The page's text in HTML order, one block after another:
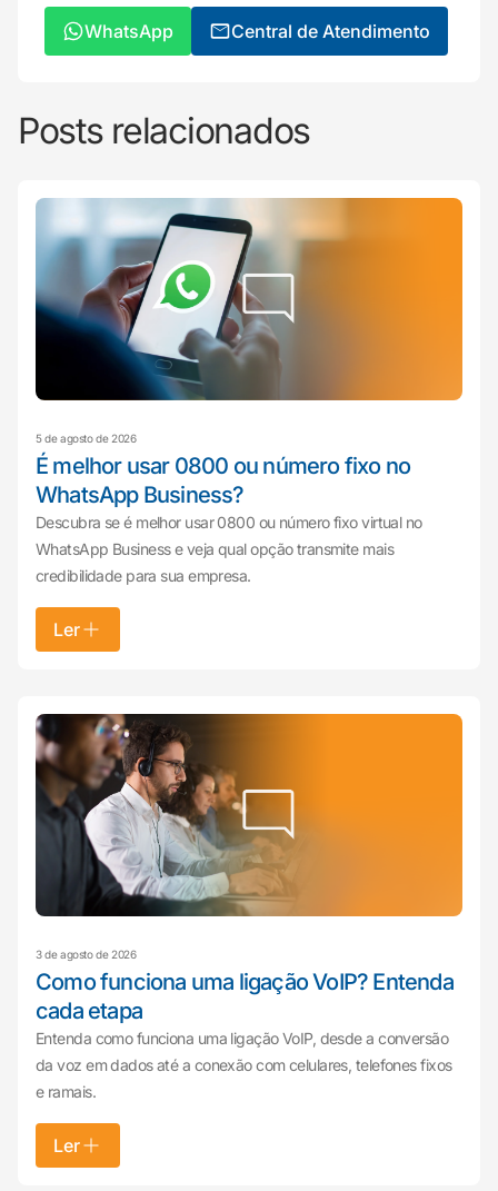
WhatsApp Central de Atendimento
Posts relacionados
5 de agosto de 2026
É melhor usar 0800 ou número fixo no
WhatsApp Business?
Descubra se é melhor usar 0800 ou número fixo virtual no
WhatsApp Business e veja qual opção transmite mais
credibilidade para sua empresa.
Ler
3 de agosto de 2026
Como funciona uma ligação VoIP? Entenda
cada etapa
Entenda como funciona uma ligação VoIP, desde a conversão
da voz em dados até a conexão com celulares, telefones fixos
e ramais.
Ler